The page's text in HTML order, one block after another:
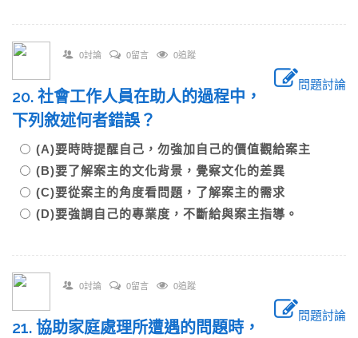
0討論 0留言 0追蹤
問題討論
20. 社會工作人員在助人的過程中，
下列敘述何者錯誤？
(A)要時時提醒自己，勿強加自己的價值觀給案主
(B)要了解案主的文化背景，覺察文化的差異
(C)要從案主的角度看問題，了解案主的需求
(D)要強調自己的專業度，不斷給與案主指導。
0討論 0留言 0追蹤
問題討論
21. 協助家庭處理所遭遇的問題時，